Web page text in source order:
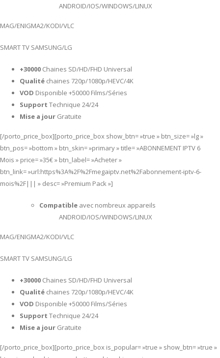
ANDROID/IOS/WINDOWS/LINUX
MAG/ENIGMA2/KODI/VLC
SMART TV SAMSUNG/LG
+30000 Chaines SD/HD/FHD Universal
Qualité chaines 720p/1080p/HEVC/4K
VOD Disponible +50000 Films/Séries
Support Technique 24/24
Mise a jour Gratuite
[/porto_price_box][porto_price_box show_btn= »true » btn_size= »lg »
btn_pos= »bottom » btn_skin= »primary » title= »ABONNEMENT IPTV 6
Mois » price= »35€ » btn_label= »Acheter »
btn_link= »url:https%3A%2F%2Fmegaiptv.net%2Fabonnement-iptv-6-
mois%2F||| » desc= »Premium Pack »]
Compatible avec nombreux appareils
ANDROID/IOS/WINDOWS/LINUX
MAG/ENIGMA2/KODI/VLC
SMART TV SAMSUNG/LG
+30000 Chaines SD/HD/FHD Universal
Qualité chaines 720p/1080p/HEVC/4K
VOD Disponible +50000 Films/Séries
Support Technique 24/24
Mise a jour Gratuite
[/porto_price_box][porto_price_box is_popular= »true » show_btn= »true »